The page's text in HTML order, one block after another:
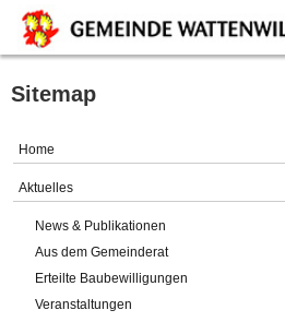
Home
Gemeinde
Verwaltung
Sitemap
Home
Aktuelles
News & Publikationen
Aus dem Gemeinderat
Erteilte Baubewilligungen
Veranstaltungen